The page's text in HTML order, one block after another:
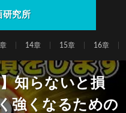
研究所
14章 15章 16章
知らないと損
強くなるための